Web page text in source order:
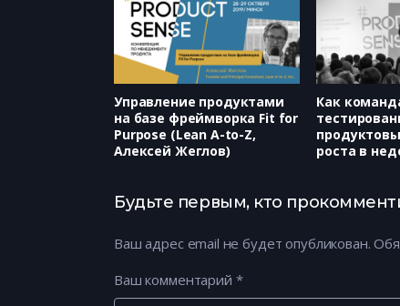
Управление продуктами
на базе фреймворка Fit for
Purpose (Lean A-to-Z,
Алексей Жеглов)
Как
роста в
красках от
событий
Будьте первым, кто
Ваш адрес email не будет опубликован.
Ваш комментарий *